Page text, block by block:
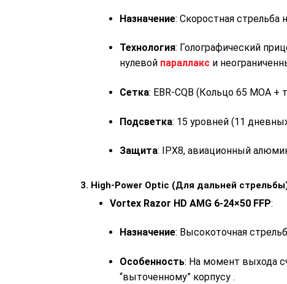
Назначение: Скоростная стрельба
Технология: Голографический
нулевой параллакс и
Сетка: EBR-CQB (Кольцо 65 MOA +
Подсветка: 15 уровней (11
Защита: IPX8, авиационный
3. High-Power Optic (Для дальней
Vortex Razor HD AMG 6-24×50 FFP:
Назначение: Высокоточная
Особенность: На момент выхода
“выточенному” корпусу .